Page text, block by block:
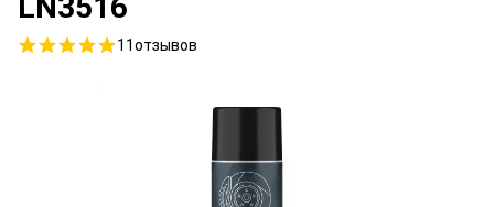
11отзывов